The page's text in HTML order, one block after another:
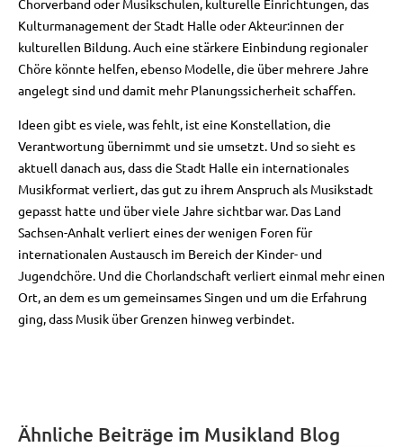
Chorverband oder Musikschulen, kulturelle Einrichtungen, das
Kulturmanagement der Stadt Halle oder Akteur:innen der
kulturellen Bildung. Auch eine stärkere Einbindung regionaler
Chöre könnte helfen, ebenso Modelle, die über mehrere Jahre
angelegt sind und damit mehr Planungssicherheit schaffen.
Ideen gibt es viele, was fehlt, ist eine Konstellation, die
Verantwortung übernimmt und sie umsetzt. Und so sieht es
aktuell danach aus, dass die Stadt Halle ein internationales
Musikformat verliert, das gut zu ihrem Anspruch als Musikstadt
gepasst hatte und über viele Jahre sichtbar war. Das Land
Sachsen-Anhalt verliert eines der wenigen Foren für
internationalen Austausch im Bereich der Kinder- und
Jugendchöre. Und die Chorlandschaft verliert einmal mehr einen
Ort, an dem es um gemeinsames Singen und um die Erfahrung
ging, dass Musik über Grenzen hinweg verbindet.
Ähnliche Beiträge im Musikland Blog